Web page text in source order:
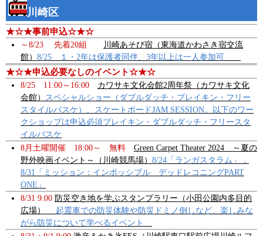
川崎区
★☆★事前申込☆★☆
～8/23 先着20組
川崎あそび宿（東海道かわさき宿交流
館） 8/25 １・2年は保護者同伴、3年以上は一人参加可
★☆★申込必要なしのイベント☆★☆
8/25 11:00～16:00 カワサキ文化会館2周年祭（カワサキ文化
会館）
スペシャルショー（ダブルダッチ・ブレイキン・フリー
スタイルバスケ）、スケートボードJAM SESSION。以下のワー
クショップは申込必須ブレイキン・ダブルダッチ・フリースタ
イルバスケ
8月土曜開催 18:00～ 無料 Green Carpet Theater 2024 ～夏の
野外映画イベント～（川崎競馬場） 8/24「ランガスタラム」，
8/31「ミッション：インポッシブル デッドレコニングPART
ONE」
8/31 9:00 防災空き地を学ぶスタンプラリー（小田公園内多目的
広場）
起震車での防災体験や防災ドミノ倒しなど、楽しみな
がら防災について学べるイベント